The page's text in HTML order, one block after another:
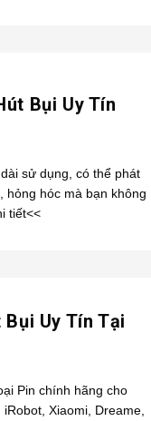
Bụi Uy Tín
sử dụng, có thể phát
hỏng hóc mà bạn không
tiết<<
Uy Tín Tại
Pin chính hãng cho
Xiaomi, Dreame,